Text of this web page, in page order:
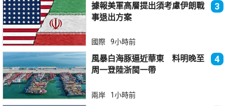
據報美軍高層提出須考慮伊朗戰
事退出方案
3
國際 9小時前
風暴白海豚逼近華東 料明晚至
周一登陸浙閩一帶
4
兩岸 1小時前